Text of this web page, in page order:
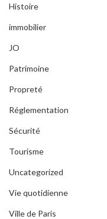
Histoire
immobilier
JO
Patrimoine
Propreté
Réglementation
Sécurité
Tourisme
Uncategorized
Vie quotidienne
Ville de Paris